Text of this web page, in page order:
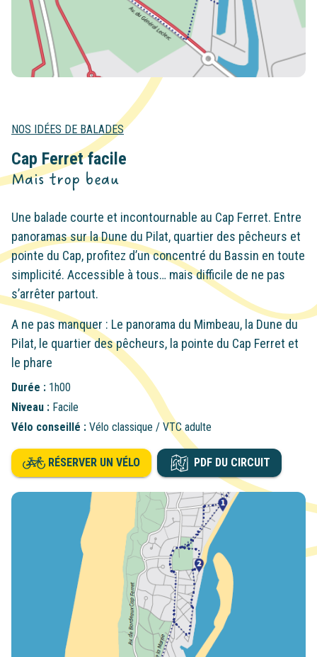
NOS IDÉES DE BALADES
Cap Ferret facile
Mais trop beau
Une balade courte et incontournable au Cap Ferret. Entre
panoramas sur la Dune du Pilat, quartier des pêcheurs et
pointe du Cap, profitez d’un concentré du Bassin en toute
simplicité. Accessible à tous… mais difficile de ne pas
s’arrêter partout.
A ne pas manquer : Le panorama du Mimbeau, la Dune du
Pilat, le quartier des pêcheurs, la pointe du Cap Ferret et
le phare
Durée : 1h00
Niveau : Facile
Vélo conseillé : Vélo classique / VTC adulte
RÉSERVER UN VÉLO PDF DU CIRCUIT